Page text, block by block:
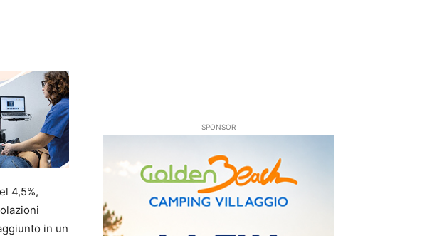
4,5%,
in un
SPONSOR